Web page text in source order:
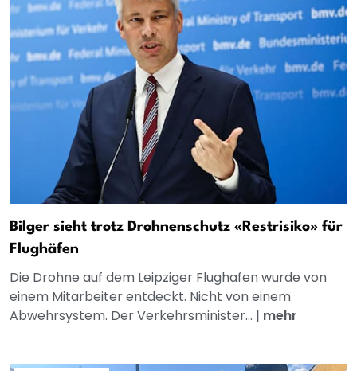
Bilger sieht trotz Drohnenschutz «Restrisiko» für
Flughäfen
Die Drohne auf dem Leipziger Flughafen wurde von
einem Mitarbeiter entdeckt. Nicht von einem
Abwehrsystem. Der Verkehrsminister... | mehr